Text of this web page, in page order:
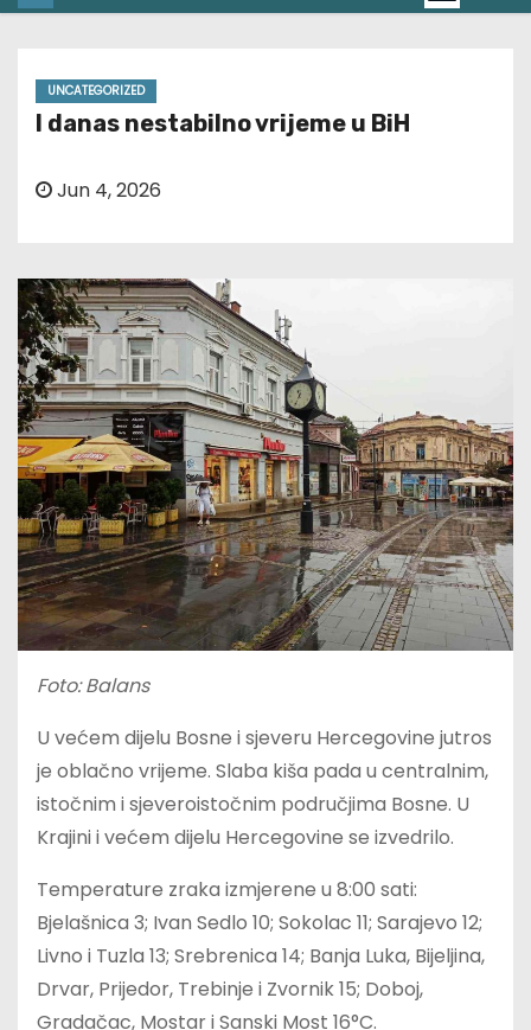
UNCATEGORIZED
I danas nestabilno vrijeme u BiH
Jun 4, 2026
Foto: Balans
U većem dijelu Bosne i sjeveru Hercegovine jutros
je oblačno vrijeme. Slaba kiša pada u centralnim,
istočnim i sjeveroistočnim područjima Bosne. U
Krajini i većem dijelu Hercegovine se izvedrilo.
Temperature zraka izmjerene u 8:00 sati:
Bjelašnica 3; Ivan Sedlo 10; Sokolac 11; Sarajevo 12;
Livno i Tuzla 13; Srebrenica 14; Banja Luka, Bijeljina,
Drvar, Prijedor, Trebinje i Zvornik 15; Doboj,
Gradačac, Mostar i Sanski Most 16°C.